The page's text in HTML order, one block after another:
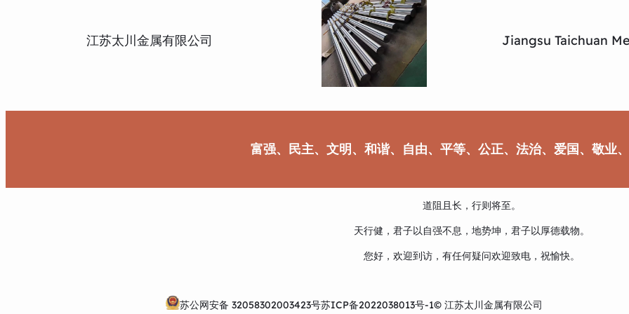
江苏太川金属有限公司 Jiangsu Taichuan
富强、民主、文明、和谐、自由、平等、公正、法治、爱国、敬业
道阻且长，行则将至。
天行健，君子以自强不息，地势坤，君子以厚德载物。
您好，欢迎到访，有任何疑问欢迎致电，祝愉快。
苏公网安备 32058302003423号苏ICP备2022038013号-1© 江苏太川金属有限公司